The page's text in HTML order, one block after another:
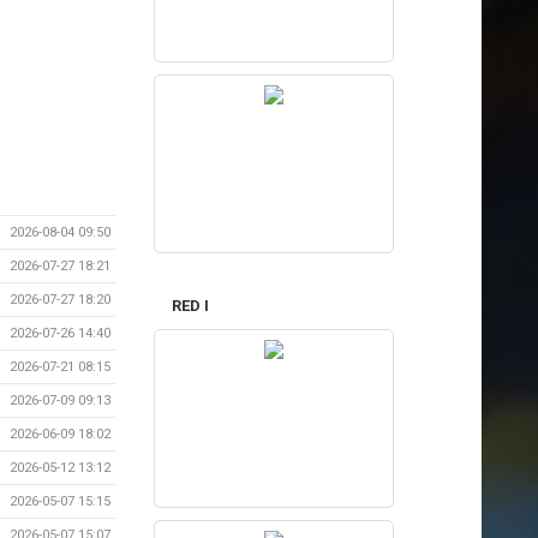
2026-08-04 09:50
2026-07-27 18:21
2026-07-27 18:20
2026-07-26 14:40
2026-07-21 08:15
2026-07-09 09:13
2026-06-09 18:02
2026-05-12 13:12
2026-05-07 15:15
2026-05-07 15:07
RED I